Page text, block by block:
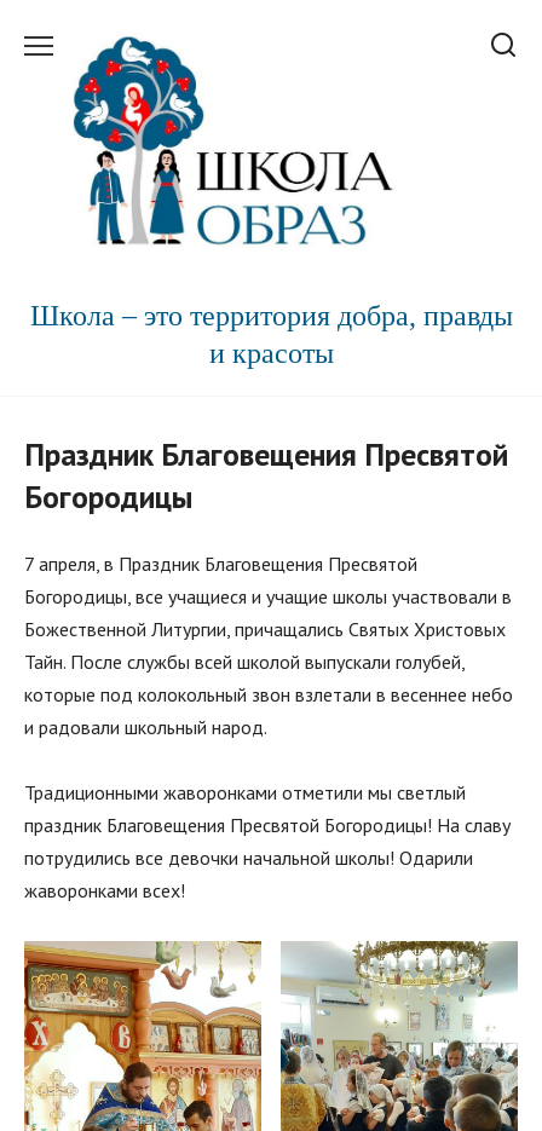
содержанию
Школа – это территория добра, правды
и красоты
Праздник Благовещения Пресвятой
Богородицы
7 апреля, в Праздник Благовещения Пресвятой
Богородицы, все учащиеся и учащие школы участвовали в
Божественной Литургии, причащались Святых Христовых
Тайн. После службы всей школой выпускали голубей,
которые под колокольный звон взлетали в весеннее небо
и радовали школьный народ.
Традиционными жаворонками отметили мы светлый
праздник Благовещения Пресвятой Богородицы! На славу
потрудились все девочки начальной школы! Одарили
жаворонками всех!